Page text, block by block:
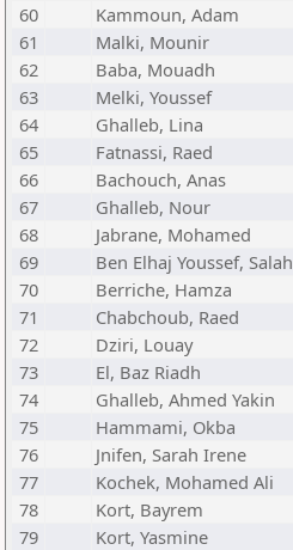
60
Kammoun, Adam
61
Malki, Mounir
62
Baba, Mouadh
63
Melki, Youssef
64
Ghalleb, Lina
65
Fatnassi, Raed
66
Bachouch, Anas
67
Ghalleb, Nour
68
Jabrane, Mohamed
69
Ben Elhaj Youssef, Salah
70
Berriche, Hamza
71
Chabchoub, Raed
72
Dziri, Louay
73
El, Baz Riadh
74
Ghalleb, Ahmed Yakin
75
Hammami, Okba
76
Jnifen, Sarah Irene
77
Kochek, Mohamed Ali
78
Kort, Bayrem
79
Kort, Yasmine